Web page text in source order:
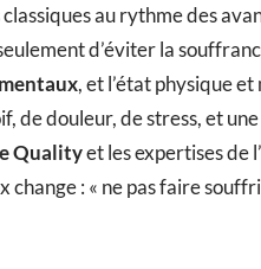
au rythme des
d’éviter la
, et l’état physique
de douleur, de stress, et
Qualityet les expertises de l’
change : « ne pas faire